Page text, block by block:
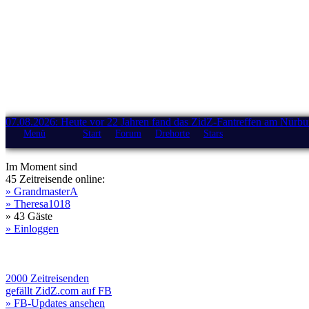
07.08.2026: Heute vor 22 Jahren fand das ZidZ-Fantreffen am
Menü Start Forum Drehorte Stars
Im Moment sind
45 Zeitreisende online:
» GrandmasterA
» Theresa1018
» 43 Gäste
» Einloggen
2000 Zeitreisenden
gefällt ZidZ.com auf FB
» FB-Updates ansehen